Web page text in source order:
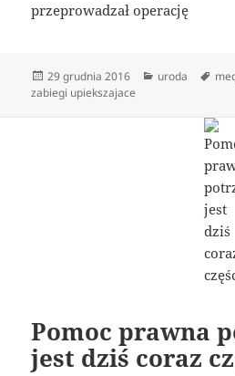
przeprowadzał operację
Data
publikacji
29 grudnia 2016 Kategorie
uroda Tagi
zabiegi upiekszajace
Pomoc prawna
jest dziś coraz